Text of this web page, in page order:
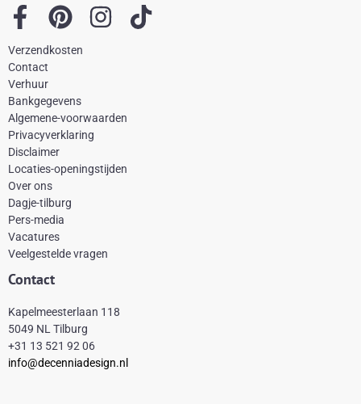
F
a
c
e
b
o
o
k
-
f
P
i
e
r
e
t
I
a
r
T
Verzendkosten
Contact
Verhuur
Bankgegevens
Algemene-voorwaarden
Privacyverklaring
Disclaimer
Locaties-openingstijden
Over ons
Dagje-tilburg
Pers-media
Vacatures
Veelgestelde vragen
Contact
Kapelmeesterlaan 118
5049 NL Tilburg
+31 13 521 92 06
info@decenniadesign.nl